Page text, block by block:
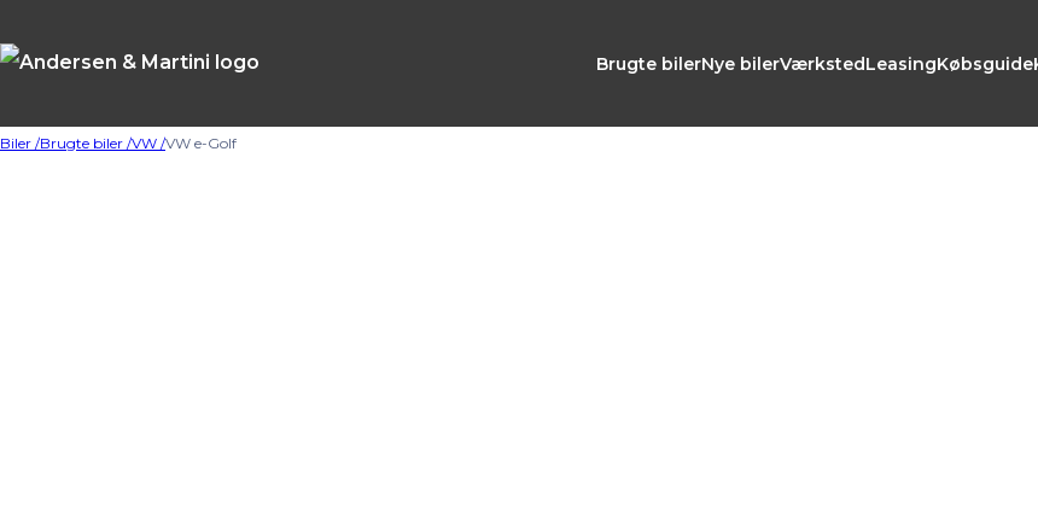
Brugte bilerNye bilerVærkstedLeasingKøbsguide
Biler /Brugte biler /VW /VW e-Golf